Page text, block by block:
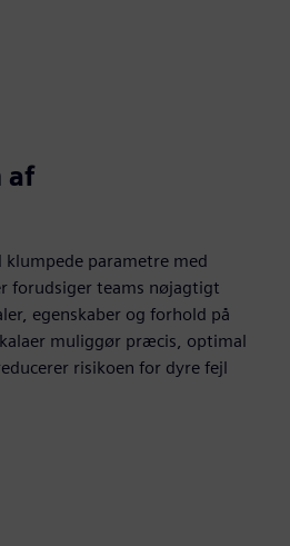
af
parametre med
forudsiger teams nøjagtigt
egenskaber og forhold på
muliggør præcis, optimal
risikoen for dyre fejl